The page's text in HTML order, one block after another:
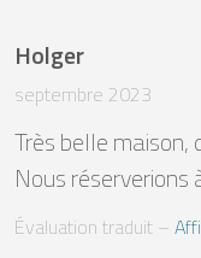
Holger
septembre 2023
Très belle maison,
Évaluation traduit –